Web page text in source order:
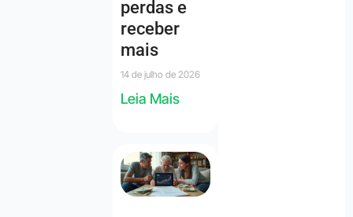
perdas e
receber
mais
14 de julho de 2026
Leia Mais